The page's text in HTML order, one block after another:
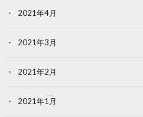
2021年4月
2021年3月
2021年2月
2021年1月